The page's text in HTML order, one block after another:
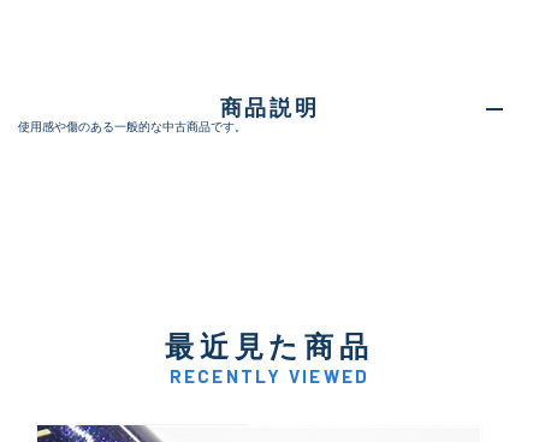
商品説明
使用感や傷のある一般的な中古商品です。
最近見た商品
RECENTLY VIEWED